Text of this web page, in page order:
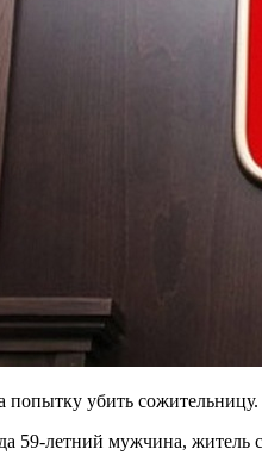
попытку убить
59-летний мужчина,